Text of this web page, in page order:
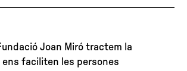
Joan Miró tractem la
ens faciliten les persones